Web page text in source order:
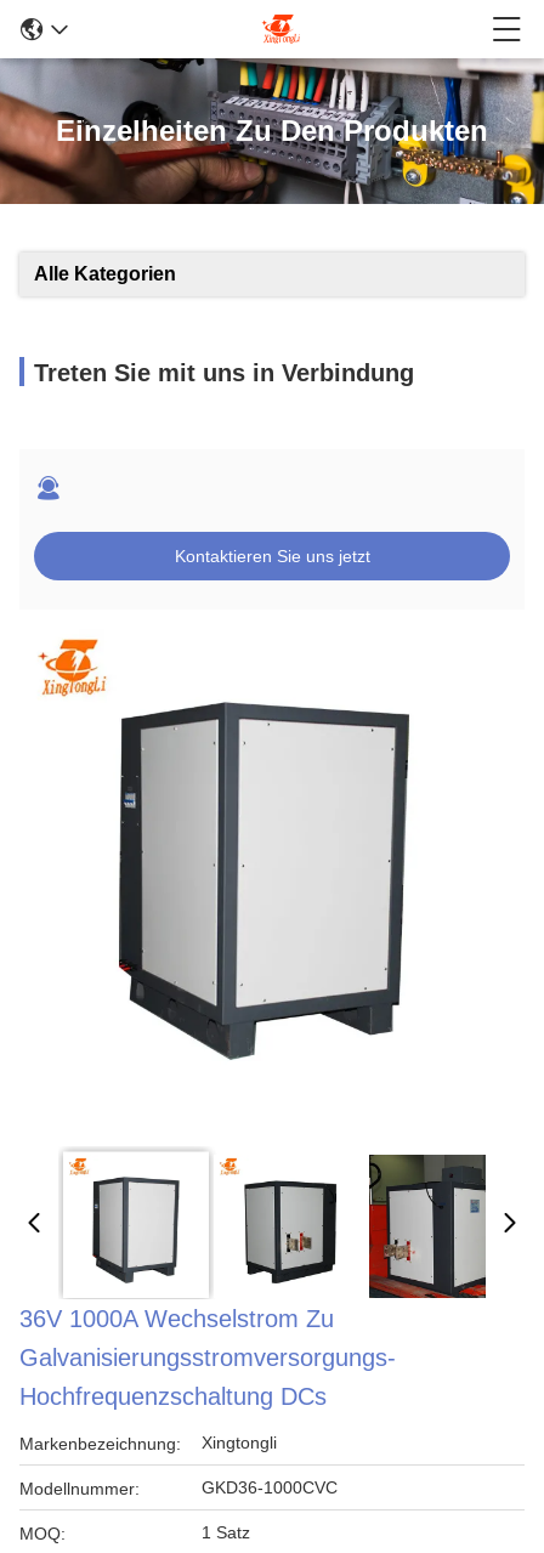
Einzelheiten Zu Den Produkten
Alle Kategorien
Treten Sie mit uns in Verbindung
Kontaktieren Sie uns jetzt
36V 1000A Wechselstrom Zu
Galvanisierungsstromversorgungs-
Hochfrequenzschaltung DCs
Markenbezeichnung: Xingtongli
Modellnummer: GKD36-1000CVC
MOQ: 1 Satz